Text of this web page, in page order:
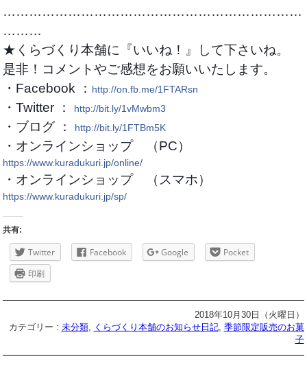
……………………………………………………………
………
★くらづくり本舗に『いいね！』して下さいね。
是非！コメントやご感想をお願いいたします。
・Facebook ： http://on.fb.me/1FTARsn
・Twitter ： http://bit.ly/1vMwbm3
・ブログ ： http://bit.ly/1FTBm5K
・オンラインショップ （PC）
https://www.kuradukuri.jp/online/
・オンラインショップ （スマホ）
https://www.kuradukuri.jp/sp/
共有:
Twitter Facebook Google
Pocket
印刷
2018年10月30日（火曜日）
カテゴリー : 未分類, くらづくり本舗のお知らせ日記, 季節限定販売のお菓
子